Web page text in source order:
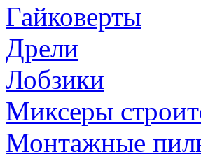
Гайковерты
Дрели
Лобзики
Миксеры
Монтажные